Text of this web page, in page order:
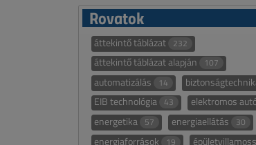
Rovatok
áttekintő táblázat 232
áttekintő táblázat alapján 107
automatizálás 14
EIB technológia 43 elektromos
energetika 57 energiaellátás 30
energiaforrások 19